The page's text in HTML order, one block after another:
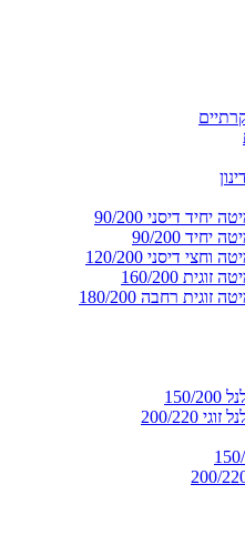
דיסני 90/200
90/200
דיסני 120/200
160/200
רחבה 180/200
200/220